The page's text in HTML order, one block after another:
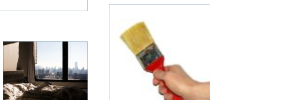
deletradition, og
resultatet er en afslappet
spiseform, hvor smag,
fællesskab og
fleksibilitet går hånd i